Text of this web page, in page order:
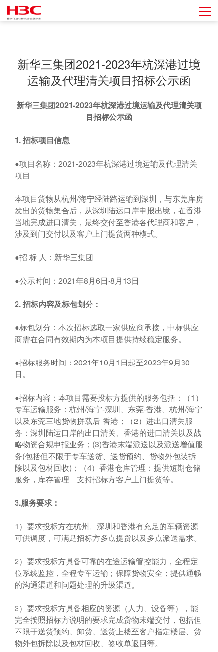
新华三集团2021-2023年杭深港过境
运输及代理清关项目招标公示函
新华三集团2021-2023年杭深港过境运输及代理清关项
目招标公示函
1.招标项目信息
●项目名称：2021-2023年杭深港过境运输及代理清关
项目
本项目货物从杭州/海宁经陆路运输到深圳，与东莞库房
发出的货物集合后，从深圳陆运口岸申报出境，在香港
当地完成进口清关，最终交付至香港各代理商和客户，
涉及到门交付以及客户上门提货两种模式。
●招 标 人：新华三集团
●公示时间：2021年8月6日-8月13日
2.招标内容及标包划分：
●标包划分：本次招标选取一家供应商承接，中标供应
商需在合同有效期内为本项目提供持续稳定服务。
●招标服务时间：2021年10月1日起至2023年9月30
日。
●招标内容：本项目需要投标方提供的服务包括：（1）
专车运输服务：杭州/海宁-深圳、东莞-香港、杭州/海宁
以及东莞三地货物拼载后-香港；（2）进出口清关服
务：深圳陆运口岸的出口清关、香港的进口清关以及战
略物资合规申报业务；(3)香港末端派送以及派送增值服
务(包括但不限于专车送货、送货预约、货物外包装拆
除以及包材回收)；（4）香港仓库管理：提供短期仓储
服务，库存管理，支持招标方客户上门提货等。
3.服务要求：
1）要求投标方在杭州、深圳和香港有充足的车辆资源
可供调度，可满足招标方多点提货以及多点派送需求。
2）要求投标方具备可靠的在途运输管控能力，全程定
位系统监控，全程专车运输；保障货物安全；提供通畅
的沟通渠道和问题处理的升级渠道。
3）要求投标方具备相应的资源（人力、设备等），能
完全按照招标方说明的要求完成货物末端交付，包括但
不限于送货预约、卸货、送货上楼至客户指定楼层、货
物外包拆除以及包材回收、签收单返回等。